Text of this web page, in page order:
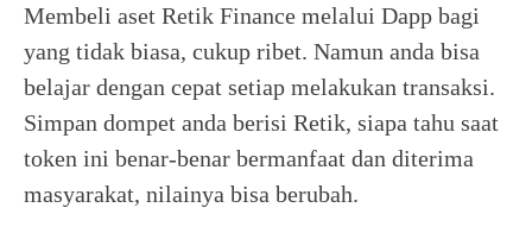
Membeli aset Retik Finance melalui Dapp bagi
yang tidak biasa, cukup ribet. Namun anda bisa
belajar dengan cepat setiap melakukan transaksi.
Simpan dompet anda berisi Retik, siapa tahu saat
token ini benar-benar bermanfaat dan diterima
masyarakat, nilainya bisa berubah.